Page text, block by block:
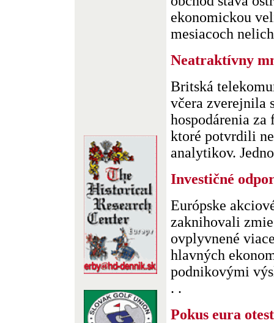
ekonomickou
mesiacoch
Neatraktívny
Britská
včera zverejnila
hospodárenia
ktoré potvrdili
analytikov.
Investičné
Európske
zaknihovali
ovplyvnené
hlavných
podnikovými
. .
Pokus eura